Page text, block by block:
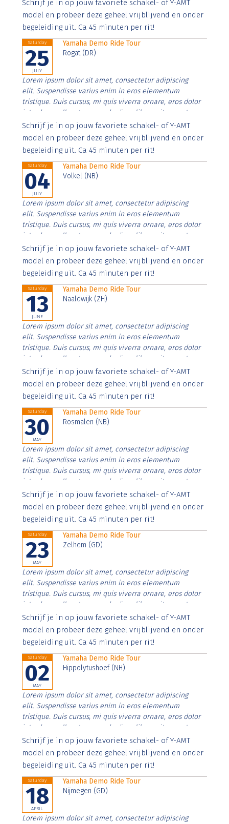
imperdiet. Nunc ut sem vitae risus tristique posuere.
Schrijf je in op jouw favoriete schakel- of Y-AMT
model en probeer deze geheel vrijblijvend en onder
begeleiding uit. Ca 45 minuten per rit!
Saturday
25
JULY
Yamaha Demo Ride Tour
Rogat (DR)
Lorem ipsum dolor sit amet, consectetur adipiscing
elit. Suspendisse varius enim in eros elementum
tristique. Duis cursus, mi quis viverra ornare, eros dolor
interdum nulla, ut commodo diam libero vitae erat.
Aenean faucibus nibh et justo cursus id rutrum lorem
imperdiet. Nunc ut sem vitae risus tristique posuere.
Schrijf je in op jouw favoriete schakel- of Y-AMT
model en probeer deze geheel vrijblijvend en onder
begeleiding uit. Ca 45 minuten per rit!
Saturday
04
JULY
Yamaha Demo Ride Tour
Volkel (NB)
Lorem ipsum dolor sit amet, consectetur adipiscing
elit. Suspendisse varius enim in eros elementum
tristique. Duis cursus, mi quis viverra ornare, eros dolor
interdum nulla, ut commodo diam libero vitae erat.
Aenean faucibus nibh et justo cursus id rutrum lorem
imperdiet. Nunc ut sem vitae risus tristique posuere.
Schrijf je in op jouw favoriete schakel- of Y-AMT
model en probeer deze geheel vrijblijvend en onder
begeleiding uit. Ca 45 minuten per rit!
Saturday
13
JUNE
Yamaha Demo Ride Tour
Naaldwijk (ZH)
Lorem ipsum dolor sit amet, consectetur adipiscing
elit. Suspendisse varius enim in eros elementum
tristique. Duis cursus, mi quis viverra ornare, eros dolor
interdum nulla, ut commodo diam libero vitae erat.
Aenean faucibus nibh et justo cursus id rutrum lorem
imperdiet. Nunc ut sem vitae risus tristique posuere.
Schrijf je in op jouw favoriete schakel- of Y-AMT
model en probeer deze geheel vrijblijvend en onder
begeleiding uit. Ca 45 minuten per rit!
Saturday
30
MAY
Yamaha Demo Ride Tour
Rosmalen (NB)
Lorem ipsum dolor sit amet, consectetur adipiscing
elit. Suspendisse varius enim in eros elementum
tristique. Duis cursus, mi quis viverra ornare, eros dolor
interdum nulla, ut commodo diam libero vitae erat.
Aenean faucibus nibh et justo cursus id rutrum lorem
imperdiet. Nunc ut sem vitae risus tristique posuere.
Schrijf je in op jouw favoriete schakel- of Y-AMT
model en probeer deze geheel vrijblijvend en onder
begeleiding uit. Ca 45 minuten per rit!
Saturday
23
MAY
Yamaha Demo Ride Tour
Zelhem (GD)
Lorem ipsum dolor sit amet, consectetur adipiscing
elit. Suspendisse varius enim in eros elementum
tristique. Duis cursus, mi quis viverra ornare, eros dolor
interdum nulla, ut commodo diam libero vitae erat.
Aenean faucibus nibh et justo cursus id rutrum lorem
imperdiet. Nunc ut sem vitae risus tristique posuere.
Schrijf je in op jouw favoriete schakel- of Y-AMT
model en probeer deze geheel vrijblijvend en onder
begeleiding uit. Ca 45 minuten per rit!
Saturday
02
MAY
Yamaha Demo Ride Tour
Hippolytushoef (NH)
Lorem ipsum dolor sit amet, consectetur adipiscing
elit. Suspendisse varius enim in eros elementum
tristique. Duis cursus, mi quis viverra ornare, eros dolor
interdum nulla, ut commodo diam libero vitae erat.
Aenean faucibus nibh et justo cursus id rutrum lorem
imperdiet. Nunc ut sem vitae risus tristique posuere.
Schrijf je in op jouw favoriete schakel- of Y-AMT
model en probeer deze geheel vrijblijvend en onder
begeleiding uit. Ca 45 minuten per rit!
Saturday
18
APRIL
Yamaha Demo Ride Tour
Nijmegen (GD)
Lorem ipsum dolor sit amet, consectetur adipiscing